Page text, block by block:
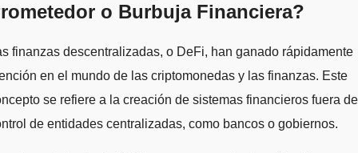
o Burbuja Financiera?
en el mundo de las criptomonedas y las finanzas. Este
se refiere a la creación de sistemas financieros fuera
de entidades centralizadas, como bancos o gobiernos.